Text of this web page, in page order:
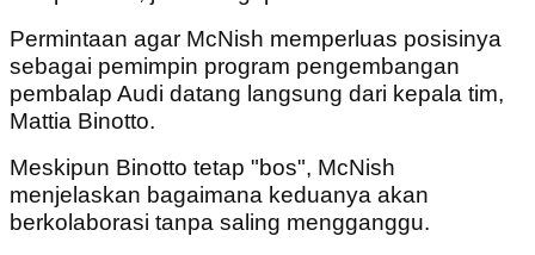
Permintaan agar McNish memperluas posisinya
sebagai pemimpin program pengembangan
pembalap Audi datang langsung dari kepala tim,
Mattia Binotto.
Meskipun Binotto tetap "bos", McNish
menjelaskan bagaimana keduanya akan
berkolaborasi tanpa saling mengganggu.